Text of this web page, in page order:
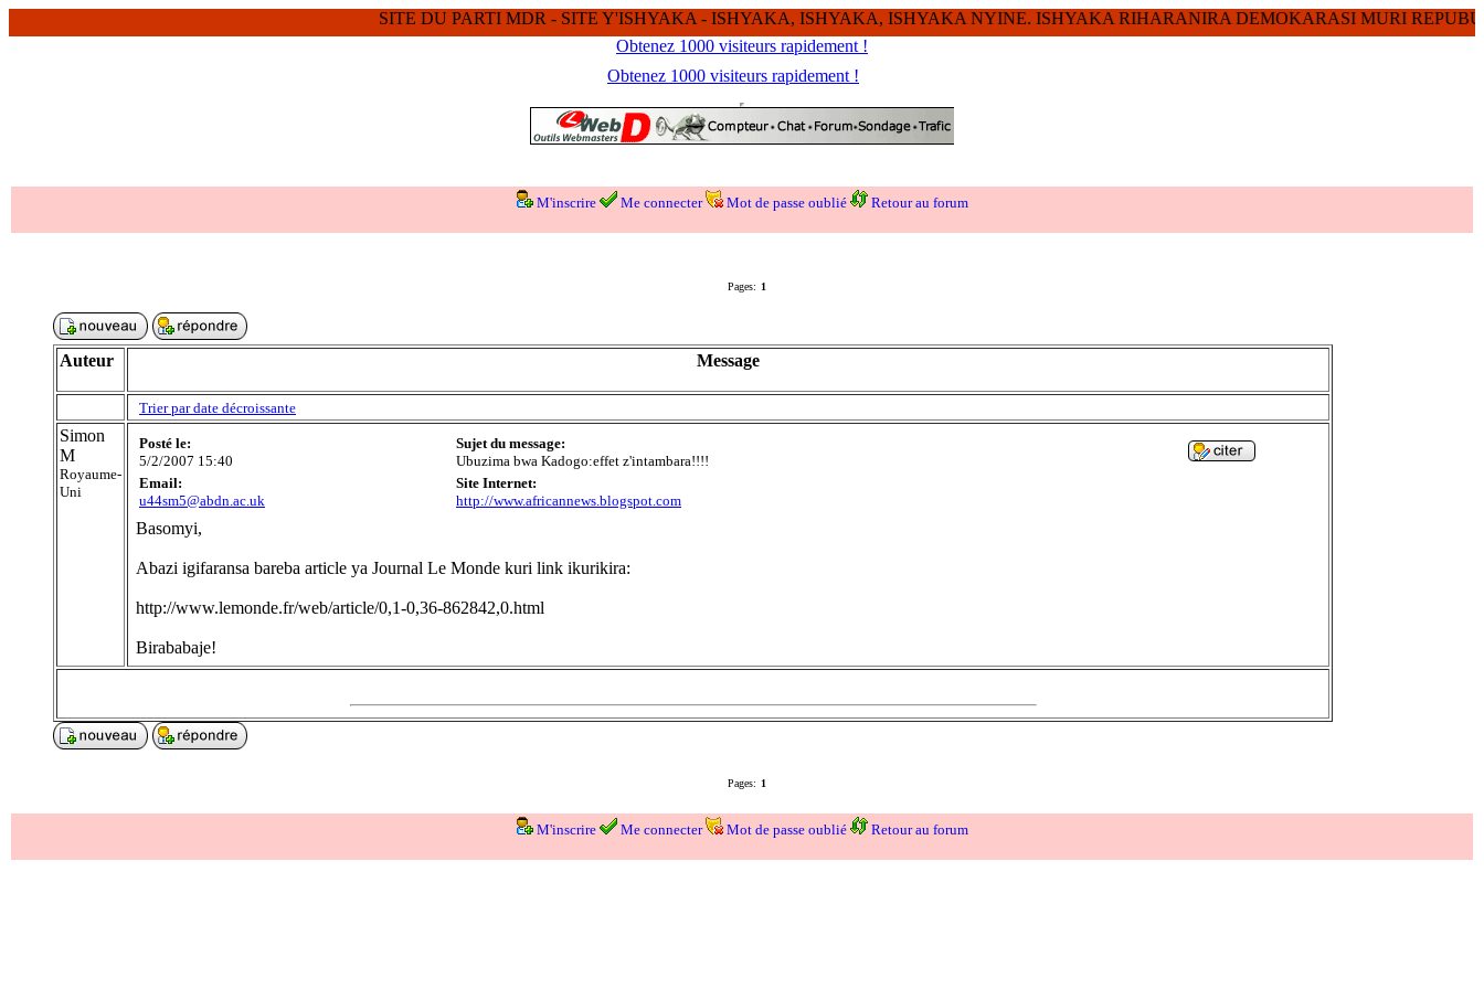
SITE DU PARTI MDR - SITE Y'ISHYAKA - ISHYAKA, ISHYAKA, ISHYAKA NYINE. ISHYAKA RIHARANIRA DEMOKARASI MURI
Obtenez 1000 visiteurs rapidement !
Obtenez 1000 visiteurs rapidement !
M'inscrire Me connecter Mot de passe oublié Retour au forum
Pages: 1
Auteur Message
Trier par date décroissante
Simon
M
Royaume-
Uni
Posté le:
5/2/2007 15:40
Sujet du message:
Ubuzima bwa Kadogo:effet z'intambara!!!!
Email:
u44sm5@abdn.ac.uk
Site Internet:
http://www.africannews.blogspot.com
Basomyi,
Abazi igifaransa bareba article ya Journal Le Monde kuri link ikurikira:
http://www.lemonde.fr/web/article/0,1-0,36-862842,0.html
Birababaje!
Pages: 1
M'inscrire Me connecter Mot de passe oublié Retour au forum